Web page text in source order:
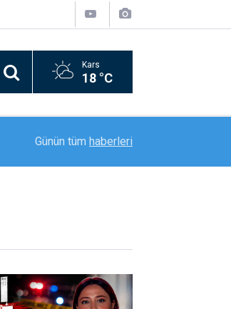
Kars
18 °C
Sıcaktan bunalanlar Buzluk Mağarası’na akın etti
Günün tüm haberleri